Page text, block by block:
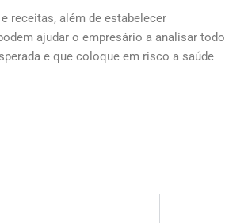
receitas, além de estabelecer
ajudar o empresário a analisar todo
e que coloque em risco a saúde